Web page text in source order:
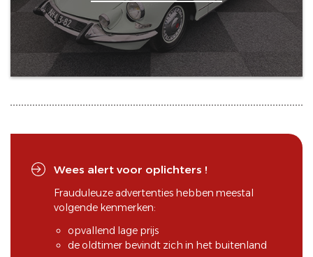
Wees alert voor oplichters !
Frauduleuze advertenties hebben meestal
volgende kenmerken:
opvallend lage prijs
de oldtimer bevindt zich in het buitenland